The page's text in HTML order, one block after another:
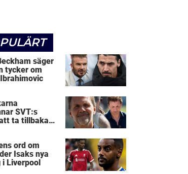
säger
tycker om
SVT:s
ta tillbaka
ord om
Isaks nya
i Liverpool